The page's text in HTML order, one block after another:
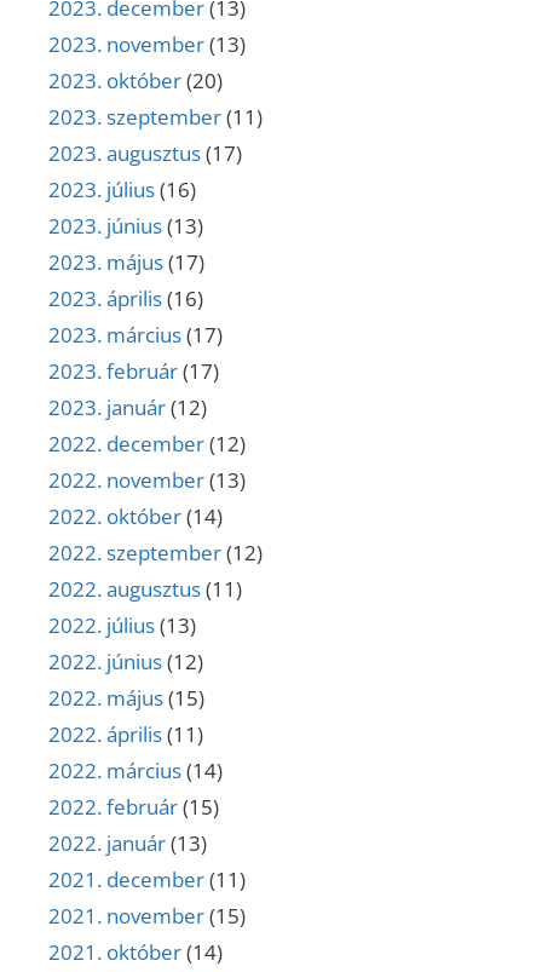
2023. december(13)
2023. november(13)
2023. október(20)
2023. szeptember(11)
2023. augusztus(17)
2023. július(16)
2023. június(13)
2023. május(17)
2023. április(16)
2023. március(17)
2023. február(17)
2023. január(12)
2022. december(12)
2022. november(13)
2022. október(14)
2022. szeptember(12)
2022. augusztus(11)
2022. július(13)
2022. június(12)
2022. május(15)
2022. április(11)
2022. március(14)
2022. február(15)
2022. január(13)
2021. december(11)
2021. november(15)
2021. október(14)